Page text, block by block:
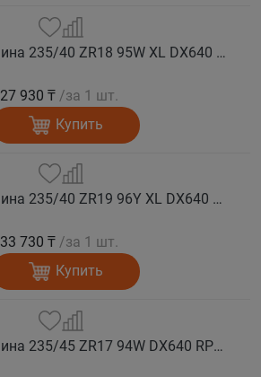
DAVANTI Автошина 235/40 ZR18 95W XL DX640 RPR лето
27 930 ₸ /за 1 шт.
Купить
DAVANTI Автошина 235/40 ZR19 96Y XL DX640 RPR лето
33 730 ₸ /за 1 шт.
Купить
DAVANTI Автошина 235/45 ZR17 94W DX640 RPR лето